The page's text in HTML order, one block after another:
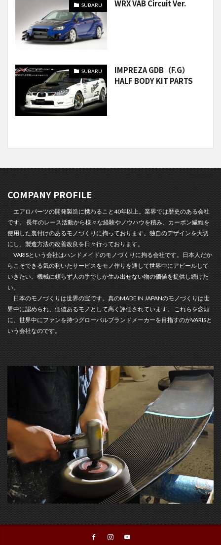
SUBARU WRX VAB Circuit Ver.
SUBARU
IMPREZA GDB（F.G）
HALF BODY KIT PARTS
COMPANY PROFILE
エアロパーツの開発製造に携わること40年以上。業界では歴史のある会社
です。 長年のレース活動から様々な経験やノウハウを積み、カーボン繊維を
使用した裏付けのあるモノづくりに拘っております。独自のデザインを大切
にし、製造方法の改善改良を日々行っております。
VARISという会社はハンドメイドのモノづくりに拘る会社です。日本人だか
らこそできる気の利いたサービスをモノ作りを通して世界中にアピールして
いきたい。機械に頼らず人の手でしか生み出せない物の価値を提供し続けた
い。
日本のモノづくりは世界の宝です。真のMADE IN JAPANのモノづくりは世
界中に認められ、価値あるモノとして高く評価されています。 これらを念頭
に、世界中にファンを持つグローバルブランドメーカーを目指すのがVARISと
いう会社なのです。